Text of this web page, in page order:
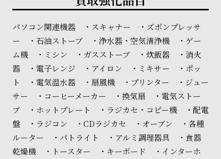
パソコン関連機器 ・スキャナー ・ズボンプレッサ
ー ・石油ストーブ ・浄水器・空気清浄機 ・ゲー
ム機 ・ミシン ・ガスストーブ ・炊飯器 ・消火
器 ・電子レンジ ・アイロン ・ミキサー ・ポッ
ト ・電気温水器 ・扇風機 ・プリンター ・ジュー
サー ・コーヒーメーカー ・換気扇 ・電気ストー
ブ ・ホットプレート ・ラジカセ・コピー機 ・配電
盤 ・ラジコン ・CDラジカセ ・オーブン ・各種
ルーター ・パトライト ・アルミ調理器具 ・食器
乾燥機 ・トースター ・キーボード ・インターホ